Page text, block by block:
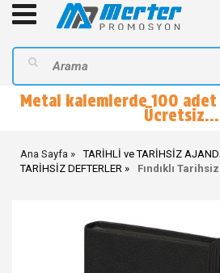
Metal kalemlerde 100 adet
Ücretsiz...
Ana Sayfa TARİHLİ ve TARİHSİZ
TARİHSİZ DEFTERLER Fındıklı